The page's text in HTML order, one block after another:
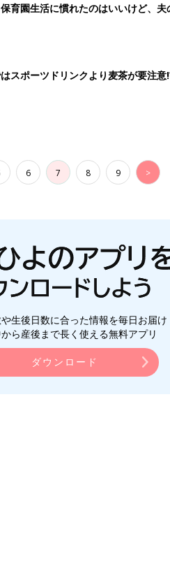
育園生活に慣れたのはいいけど、夫
＃91』
スポーツドリンクより麦茶が要注
】
6 7 8 9 >
生後日数に合った情報を毎日お届け
ら産後まで長く使える無料アプリ
ダウンロード